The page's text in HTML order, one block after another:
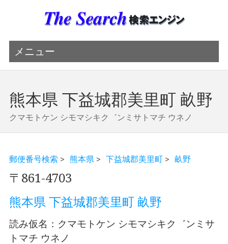
メニュー
熊本県 下益城郡美里町 畝野
クマモトケン シモマシキク゛ンミサトマチ ウネノ
郵便番号検索 > 熊本県 > 下益城郡美里町> 畝野
〒861-4703
熊本県 下益城郡美里町 畝野
読み仮名：クマモトケン シモマシキク゛ンミサ
トマチ ウネノ